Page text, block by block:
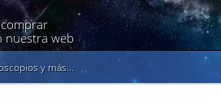
nuestra web
y más...